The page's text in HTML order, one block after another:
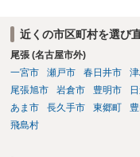
縮ですが、使途不明金訴
です。 なお、仮に裁判で
な回収をすることはでき
え等もきちんと検討して
勧めいたします。
近くの市区町村を選び
尾張 (名古屋市外)
一宮市
瀬戸市 春日井市
尾張旭市
岩倉市 豊明市
あま市
長久手市 東郷町
飛島村